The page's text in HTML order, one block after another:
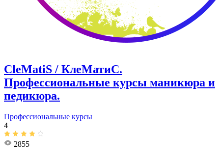
CleMatiS / КлеМатиС.
Профессиональные курсы маникюра и
педикюра.
Профессиональные курсы
4
2855